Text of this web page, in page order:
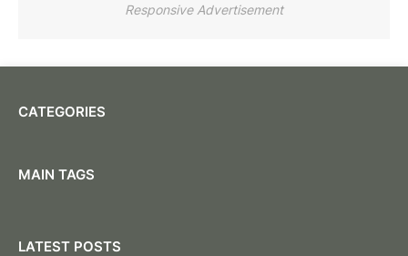
Responsive Advertisement
CATEGORIES
MAIN TAGS
LATEST POSTS